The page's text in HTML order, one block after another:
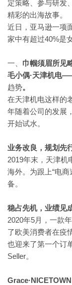
定策略、参与研发
精彩的出海故事。
近日，亚马逊一项
家中有超过40%是
一、 巾帼须眉所见
毛小偶·天津机电
趋势。
在天津机电这样的
年随着公司的发展
开始试水。
业务改良，规划先
2019年末，天津机
海外。为跟上“电
备。
稳占先机，业绩见
2020年5月，一款
了欧美消费者在疫
也迎来了第一个订
Seller。
Grace·NICETOWN